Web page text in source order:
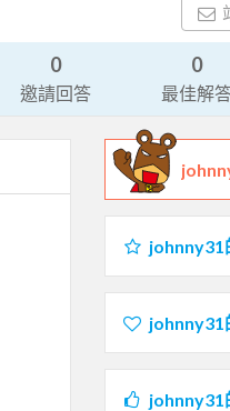
0
邀請回答
0
最佳解
johnny31
johnny31
johnny31